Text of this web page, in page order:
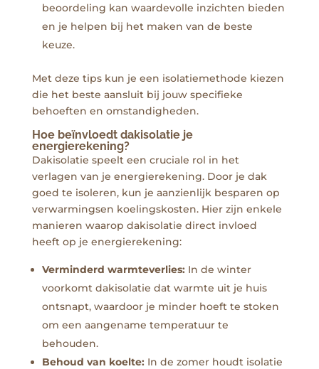
beoordeling kan waardevolle inzichten bieden
en je helpen bij het maken van de beste
keuze.
Met deze tips kun je een isolatiemethode kiezen
die het beste aansluit bij jouw specifieke
behoeften en omstandigheden.
Hoe beïnvloedt dakisolatie je
energierekening?
Dakisolatie speelt een cruciale rol in het
verlagen van je energierekening. Door je dak
goed te isoleren, kun je aanzienlijk besparen op
verwarmingsen koelingskosten. Hier zijn enkele
manieren waarop dakisolatie direct invloed
heeft op je energierekening:
Verminderd warmteverlies: In de winter
voorkomt dakisolatie dat warmte uit je huis
ontsnapt, waardoor je minder hoeft te stoken
om een aangename temperatuur te
behouden.
Behoud van koelte: In de zomer houdt isolatie